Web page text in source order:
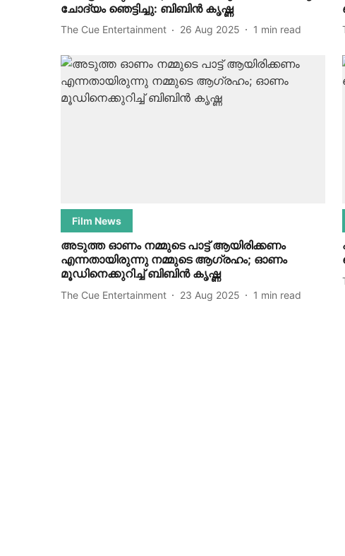
ചോദ്യം ഞെട്ടിച്ചു: ബിബിന്‍ കൃഷ്ണ
The Cue Entertainment 26 Aug 2025 1 min read
Film News
അടുത്ത ഓണം നമ്മുടെ പാട്ട് ആയിരിക്കണം
എന്നതായിരുന്നു നമ്മുടെ ആഗ്രഹം; ഓണം
മൂഡിനെക്കുറിച്ച് ബിബിന്‍ കൃഷ്ണ
The Cue Entertainment 23 Aug 2025 1 min read